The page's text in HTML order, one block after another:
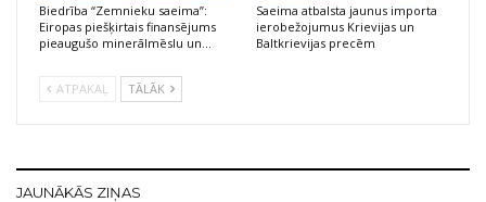
Biedrība “Zemnieku saeima”:
Eiropas piešķirtais finansējums
pieaugušo minerālmēslu un…
Saeima atbalsta jaunus importa
ierobežojumus Krievijas un
Baltkrievijas precēm
ATPAKAĻ TĀLĀK
JAUNĀKĀS ZIŅAS